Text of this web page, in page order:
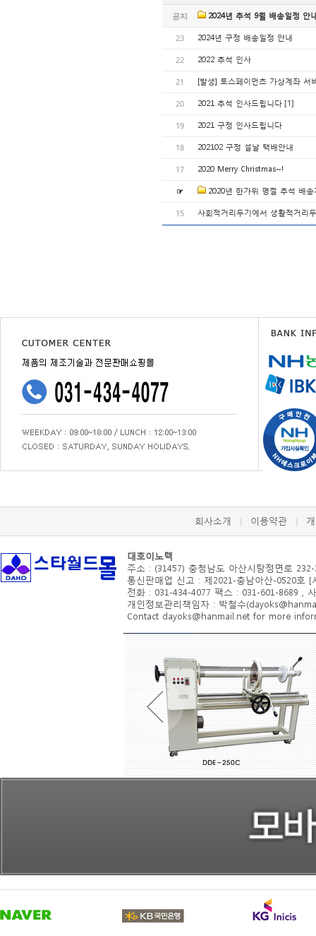
공지 2024년 추석 9월 배송일정 안
23 2024년 구정 배송일정 안내
22 2022 추석 인사
21 [발생] 토스페이먼츠 가상계좌 서
20 2021 추석 인사드립니다 [1]
19 2021 구정 인사드립니다
18 202102 구정 설날 택배안내
17 2020 Merry Christmas~!
☞ 2020년 한가위 명절 추석 배
15 사회적거리두기에서 생활적거리
회사소개 이용약관
대호이노텍
주소 : (31457) 충청남도 아산시탕정면로
통신판매업 신고 : 제2021-충남아산-0520호
전화 : 031-434-4077 팩스 : 031-601-8689 ,
개인정보관리책임자 : 박철수
Contact dayoks@hanmail.net for more